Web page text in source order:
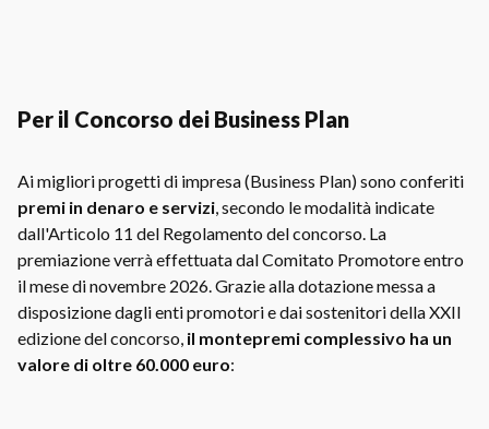
Per il Concorso dei Business Plan
Ai migliori progetti di impresa (Business Plan) sono conferiti
premi in denaro e servizi, secondo le modalità indicate
dall'Articolo 11 del Regolamento del concorso. La
premiazione verrà effettuata dal Comitato Promotore entro
il mese di novembre 2026. Grazie alla dotazione messa a
disposizione dagli enti promotori e dai sostenitori della XXII
edizione del concorso, il montepremi complessivo ha un
valore di oltre 60.000 euro: